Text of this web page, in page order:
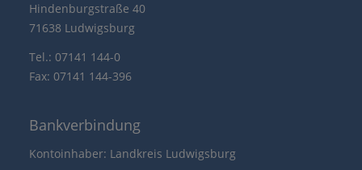
Hindenburgstraße 40
71638 Ludwigsburg
Tel.: 07141 144-0
Fax: 07141 144-396
Bankverbindung
Kontoinhaber: Landkreis Ludwigsburg